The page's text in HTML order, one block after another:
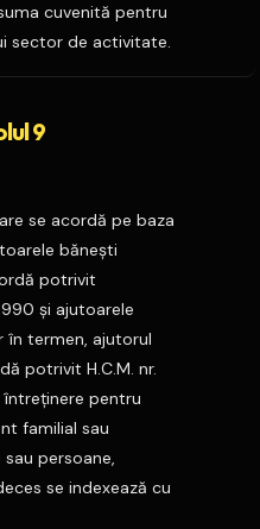
cuvenită pentru
sector de activitate.
9
se acordă pe baza
băneşti
potrivit
şi ajutoarele
în termen, ajutorul
potrivit H.C.M. nr.
pentru
familial sau
persoane,
se indexează cu